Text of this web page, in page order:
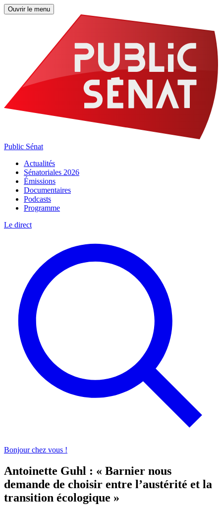
Ouvrir le menu
Public Sénat
Actualités
Sénatoriales 2026
Émissions
Documentaires
Podcasts
Programme
Le direct
Bonjour chez vous !
Antoinette Guhl : « Barnier nous
demande de choisir entre l’austérité et la
transition écologique »